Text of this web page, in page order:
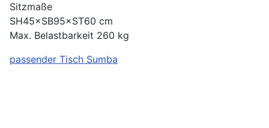
Sitzmaße
SH45×SB95×ST60 cm
Max. Belastbarkeit 260 kg
passender Tisch Sumba